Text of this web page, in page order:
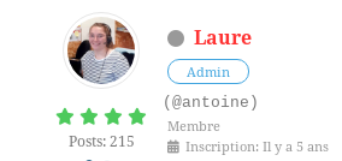
Posts: 215
Laure
Admin
(@antoine)
Membre
Inscription: Il y a 5 ans